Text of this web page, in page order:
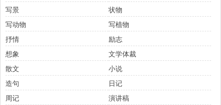
写景
状物
写动物
写植物
抒情
励志
想象
文学体裁
散文
小说
造句
日记
周记
演讲稿